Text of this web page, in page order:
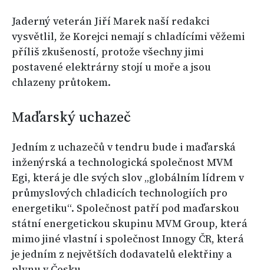
Jaderný veterán Jiří Marek naší redakci
vysvětlil, že Korejci nemají s chladícími věžemi
příliš zkušeností, protože všechny jimi
postavené elektrárny stojí u moře a jsou
chlazeny průtokem.
Maďarský uchazeč
Jedním z uchazečů v tendru bude i maďarská
inženýrská a technologická společnost MVM
Egi, která je dle svých slov „globálním lídrem v
průmyslových chladicích technologiích pro
energetiku“. Společnost patří pod maďarskou
státní energetickou skupinu MVM Group, která
mimo jiné vlastní i společnost Innogy ČR, která
je jedním z největších dodavatelů elektřiny a